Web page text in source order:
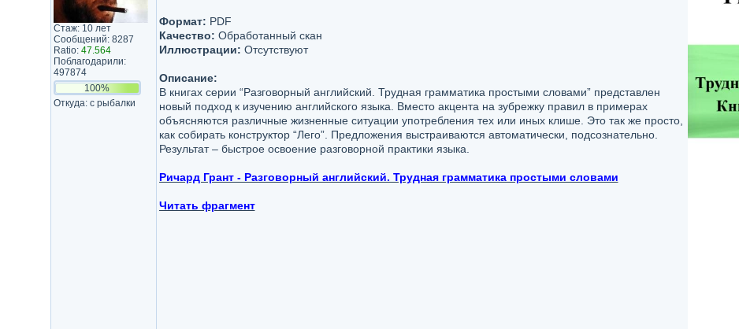
Стаж: 10 лет
Сообщений: 8287
Ratio: 47.564
Поблагодарили:
497874
100%
Откуда: с рыбалки
Формат: PDF
Качество: Обработанный скан
Иллюстрации: Отсутствуют
Описание:
В книгах серии “Разговорный английский. Трудная грамматика простыми словами” представлен
новый подход к изучению английского языка. Вместо акцента на зубрежку правил в примерах
объясняются различные жизненные ситуации употребления тех или иных клише. Это так же просто,
как собирать конструктор “Лего”. Предложения выстраиваются автоматически, подсознательно.
Результат – быстрое освоение разговорной практики языка.
Ричард Грант - Разговорный английский. Трудная грамматика простыми словами
Читать фрагмент